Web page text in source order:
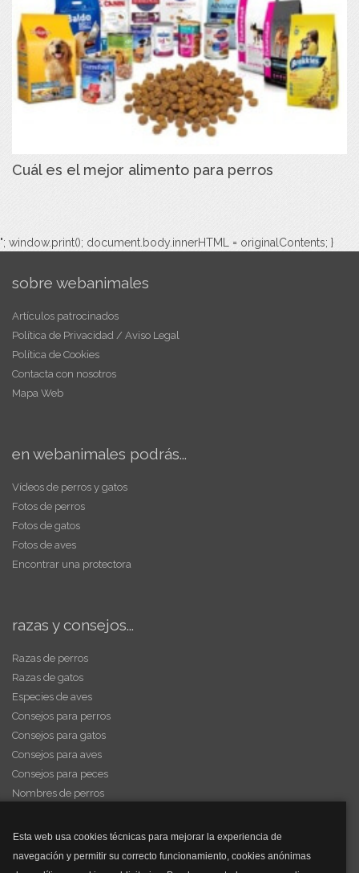
Esta web usa cookies técnicas para mejorar la experiencia de
navegación y permitir su correcto funcionamiento, cookies anónimas
Cuál es el mejor alimento para perros
"; window.print(); document.body.innerHTML = originalContents; }
sobre webanimales
Artículos patrocinados
Política de Privacidad / Aviso Legal
Política de Cookies
Contacta con nosotros
Mapa Web
en webanimales podrás...
Vídeos de perros y gatos
Fotos de perros
Fotos de gatos
Fotos de aves
Encontrar una protectora
razas y consejos...
Razas de perros
Razas de gatos
Especies de aves
Consejos para perros
Consejos para gatos
Consejos para aves
Consejos para peces
Nombres de perros